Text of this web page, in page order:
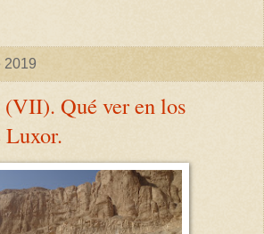
2019
Qué ver en los
Luxor.